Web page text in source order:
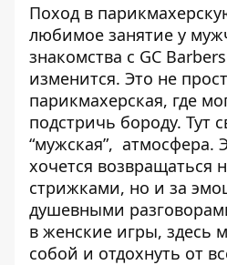
Поход в
любимое занятие у
знакомства с GC
изменится. Это не
парикмахерская, где
подстричь бороду. Тут
“мужская”, атмосфера.
хочется возвращаться
стрижками, но и за
душевными
в женские игры, здесь
собой и отдохнуть от